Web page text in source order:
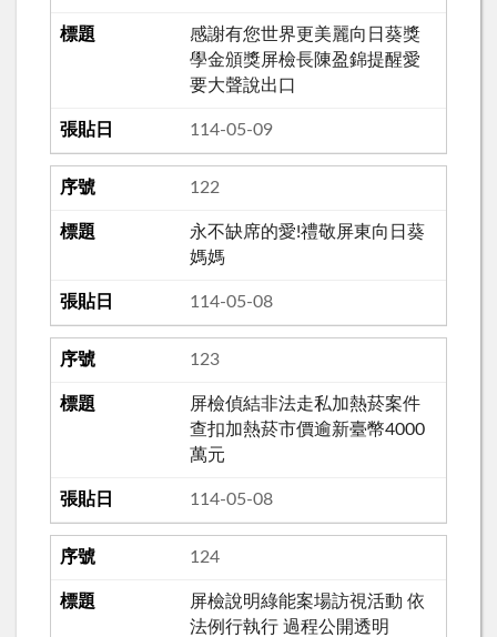
感謝有您世界更美麗向日葵獎
學金頒獎屏檢長陳盈錦提醒愛
要大聲說出口
114-05-09
122
永不缺席的愛!禮敬屏東向日葵
媽媽
114-05-08
123
屏檢偵結非法走私加熱菸案件
查扣加熱菸市價逾新臺幣4000
萬元
114-05-08
124
屏檢說明綠能案場訪視活動 依
法例行執行 過程公開透明